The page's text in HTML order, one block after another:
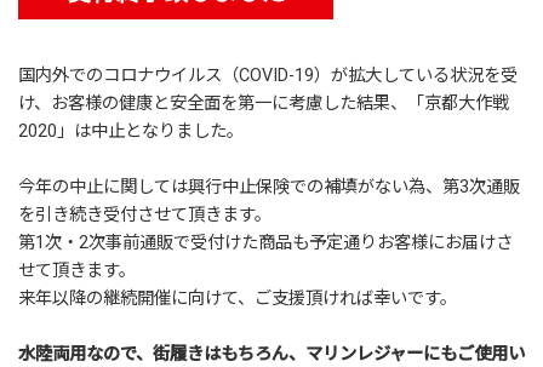
国内外でのコロナウイルス（COVID-19）が拡大している状況を受
け、お客様の健康と安全面を第一に考慮した結果、「 京都大作戦
2020 」は中止となりました。
今年の中止に関しては興行中止保険での補填がない為、第3次通販
を引き続き受付させて頂きます。
第1次・2次事前通販で受付けた商品も予定通りお客様にお届けさ
せて頂きます。
来年以降の継続開催に向けて、ご支援頂ければ幸いです。
水陸両用なので、街履きはもちろん、マリンレジャーにもご使用い